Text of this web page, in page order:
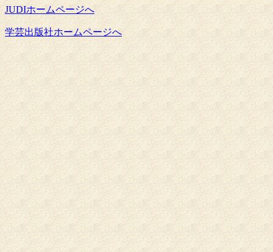
JUDIホームページへ
学芸出版社ホームページへ